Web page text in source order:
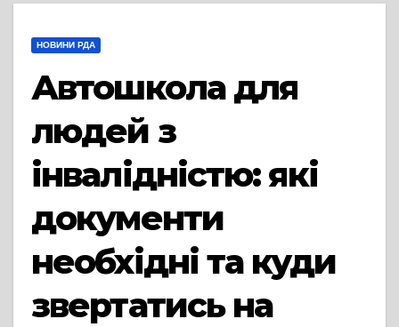
НОВИНИ РДА
Автошкола для
людей з
інвалідністю: які
документи
необхідні та куди
звертатись на